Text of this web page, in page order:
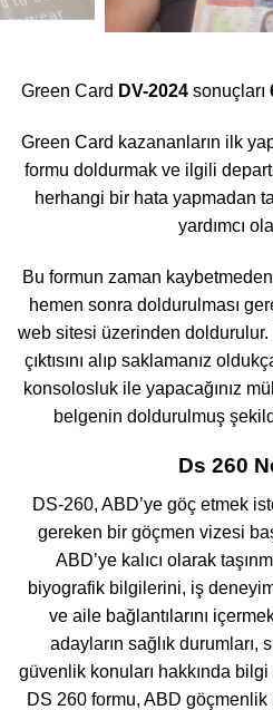
Green Card DV-2024sonuçları
Green Card kazananların ilk
formu doldurmak ve ilgili
herhangi bir hata yapmadan
yardımcı
Bu formun zaman
hemen sonra doldurulması
web sitesi üzerinden
çıktısını alıp saklamanız
konsolosluk ile yapacağınız
belgenin doldurulmuş
Ds 260
DS-260, ABD’ye göç etmek
gereken bir göçmen vizesi
ABD’ye kalıcı olarak
biyografik bilgilerini, iş
ve aile bağlantılarını
adayların sağlık
güvenlik konuları hakkında
DS 260 formu, ABD